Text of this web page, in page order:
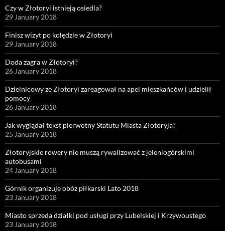
Czy w Złotoryi istnieją osiedla?
29 January 2018
Finisz wizyt po kolędzie w Złotoryi
29 January 2018
Doda zagra w Złotoryi?
26 January 2018
Dzielnicowy ze Złotoryi zareagował na apel mieszkańców i udzielił
pomocy
26 January 2018
Jak wyglądał tekst pierwotny Statutu Miasta Złotoryja?
25 January 2018
Złotoryjskie rowery nie muszą rywalizować z jeleniogórskimi
autobusami
24 January 2018
Górnik organizuje obóz piłkarski Lato 2018
23 January 2018
Miasto sprzeda działki pod usługi przy Lubelskiej i Krzywoustego
23 January 2018